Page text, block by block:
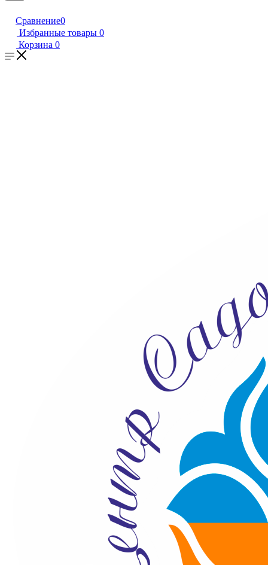
Сравнение0
Избранные товары 0
Корзина 0